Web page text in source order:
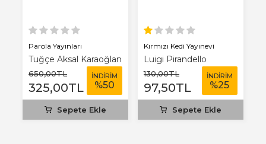
Parola Yayınları
Tuğçe Aksal Karaoğlan
650,00TL
325,00TL
İNDİRİM
%50
Sepete Ekle
Kırmızı Kedi Yayınevi
Luigi Pirandello
130,00TL
97,50TL
İNDİRİM
%25
Sepete Ekle